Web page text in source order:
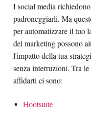
I social media
padroneggiarli. Ma
per automatizzare il tuo
del marketing possono
l'impatto della tua
senza interruzioni. Tra
affidarti ci sono:
Hootsuite